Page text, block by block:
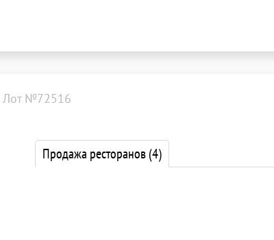
Лот №72516
Продажа ресторанов(4)